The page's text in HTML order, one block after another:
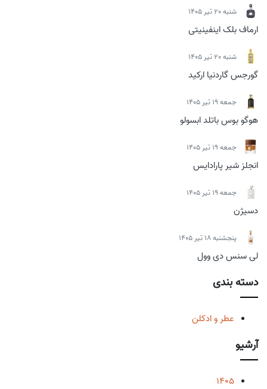
شنبه 20 تیر 1405
ارماف بلک اینفینیتی
شنبه 20 تیر 1405
گورجس گاردنیا ارکید
جمعه 19 تیر 1405
هوگو بوس باتلد ابسولو
جمعه 19 تیر 1405
انجلز شیر پارادایس
جمعه 19 تیر 1405
دسیژن
پنجشنبه 18 تیر 1405
لی سنس دی وول
دسته بندی
عطر و ادکلن
آرشیو
1405